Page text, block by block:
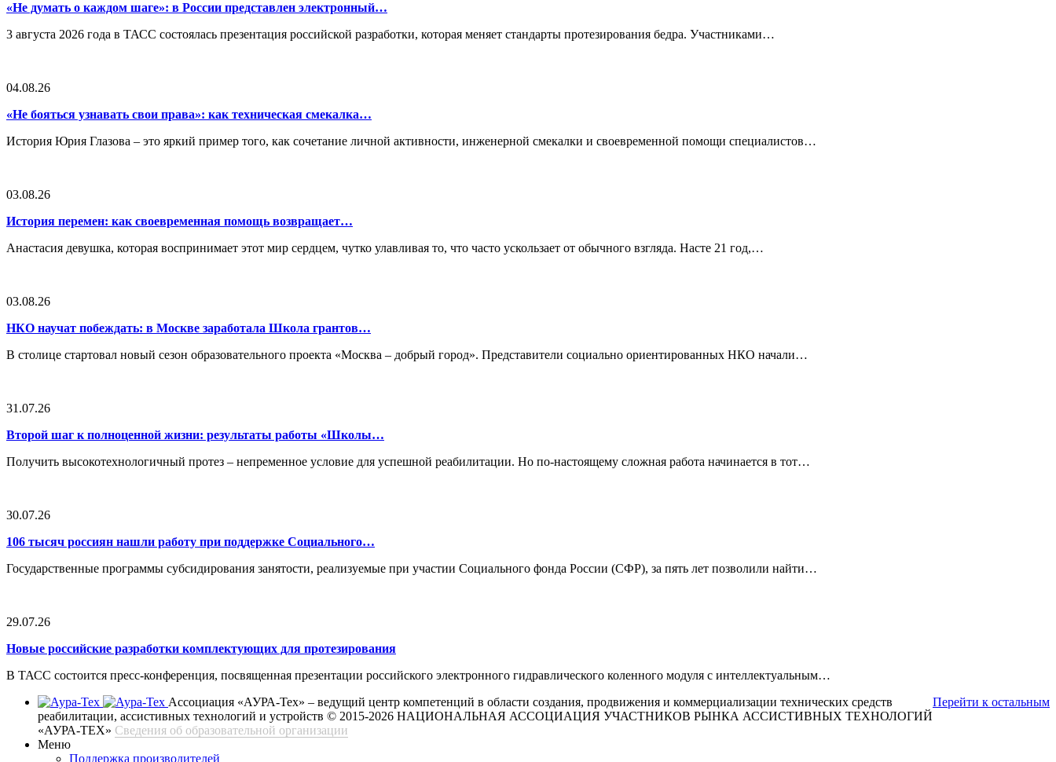
«Не думать о каждом шаге»: в России представлен электронный…
3 августа 2026 года в ТАСС состоялась презентация российской разработки, которая меняет стандарты протезирования бедра. Участниками…
04.08.26
«Не бояться узнавать свои права»: как техническая смекалка…
История Юрия Глазова – это яркий пример того, как сочетание личной активности, инженерной смекалки и своевременной помощи специалистов…
03.08.26
История перемен: как своевременная помощь возвращает…
Анастасия девушка, которая воспринимает этот мир сердцем, чутко улавливая то, что часто ускользает от обычного взгляда. Насте 21 год,…
03.08.26
НКО научат побеждать: в Москве заработала Школа грантов…
В столице стартовал новый сезон образовательного проекта «Москва – добрый город». Представители социально ориентированных НКО начали…
31.07.26
Второй шаг к полноценной жизни: результаты работы «Школы…
Получить высокотехнологичный протез – непременное условие для успешной реабилитации. Но по-настоящему сложная работа начинается в тот…
30.07.26
106 тысяч россиян нашли работу при поддержке Социального…
Государственные программы субсидирования занятости, реализуемые при участии Социального фонда России (СФР), за пять лет позволили найти…
29.07.26
Новые российские разработки комплектующих для протезирования
В ТАСС состоится пресс-конференция, посвященная презентации российского электронного гидравлического коленного модуля с интеллектуальным…
Перейти к остальным
Ассоциация «АУРА-Тех» – ведущий центр компетенций в области создания, продвижения и коммерциализации технических средств
реабилитации, ассистивных технологий и устройств © 2015-2026 НАЦИОНАЛЬНАЯ АССОЦИАЦИЯ УЧАСТНИКОВ РЫНКА АССИСТИВНЫХ ТЕХНОЛОГИЙ
«АУРА-ТЕХ» Сведения об образовательной организации
Меню
Поддержка производителей